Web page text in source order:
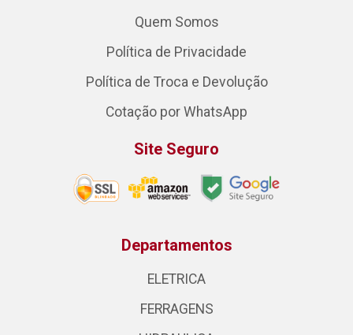
Quem Somos
Política de Privacidade
Política de Troca e Devolução
Cotação por WhatsApp
Site Seguro
Departamentos
ELETRICA
FERRAGENS